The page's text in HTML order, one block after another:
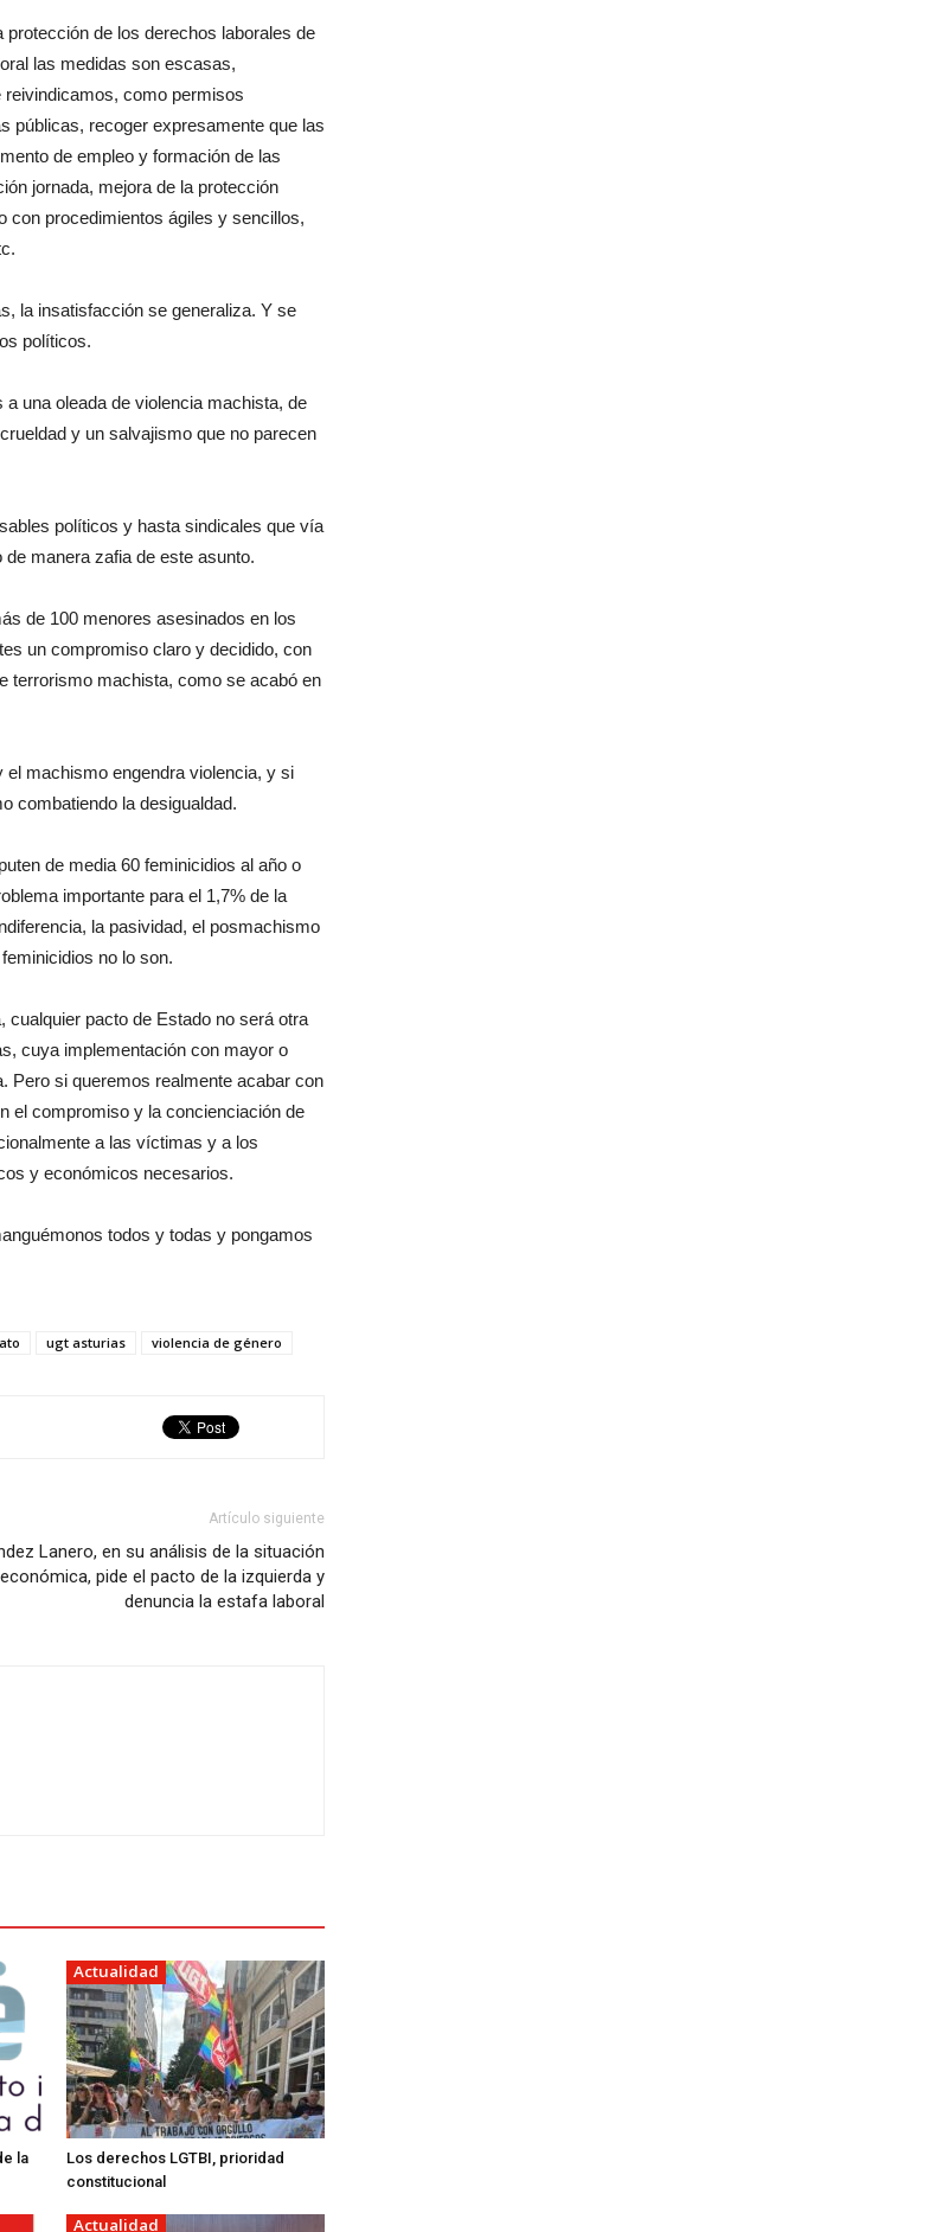
de los derechos laborales de
las medidas son escasas,
como permisos
públicas, recoger expresamente que las
de empleo y formación de las
jornada, mejora de la protección
con procedimientos ágiles y sencillos,
la insatisfacción se generaliza. Y se
políticos.
una oleada de violencia machista, de
y un salvajismo que no parecen
políticos y hasta sindicales que vía
manera zafia de este asunto.
de 100 menores asesinados en los
un compromiso claro y decidido, con
terrorismo machista, como se acabó en
machismo engendra violencia, y si
combatiendo la desigualdad.
de media 60 feminicidios al año o
importante para el 1,7% de la
la pasividad, el posmachismo
no lo son.
cualquier pacto de Estado no será otra
cuya implementación con mayor o
Pero si queremos realmente acabar con
el compromiso y la concienciación de
a las víctimas y a los
y económicos necesarios.
todos y todas y pongamos
ugt asturias violencia de género
Artículo siguiente
Lanero, en su análisis de la situación
pide el pacto de la izquierda y
denuncia la estafa laboral
la
Actualidad
Los derechos LGTBI, prioridad
constitucional
Actualidad